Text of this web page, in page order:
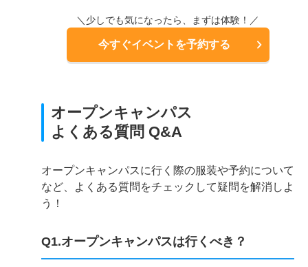
＼少しでも気になったら、まずは体験！／
今すぐイベントを予約する
オープンキャンパス
よくある質問 Q&A
オープンキャンパスに行く際の服装や予約について
など、よくある質問をチェックして疑問を解消しよ
う！
Q1.オープンキャンパスは行くべき？